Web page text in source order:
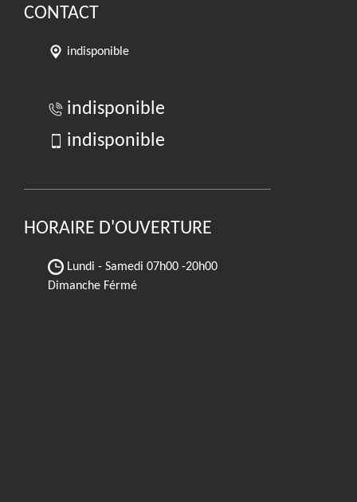
CONTACT
indisponible
indisponible
indisponible
HORAIRE D'OUVERTURE
Lundi - Samedi 07h00 -20h00
Dimanche Férmé